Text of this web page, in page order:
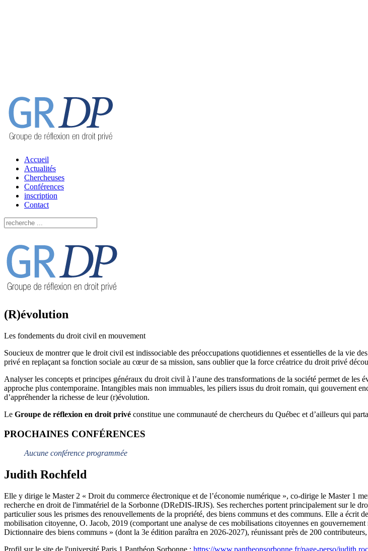
Accueil
Actualités
Chercheuses
Conférences
inscription
Contact
(R)évolution
Les fondements du droit civil en mouvement
Soucieux de montrer que le droit civil est indissociable des préoccupations quotidiennes et essentielles de la vie
privé en replaçant sa fonction sociale au cœur de sa mission, sans oublier que la force créatrice du droit privé
Analyser les concepts et principes généraux du droit civil à l’aune des transformations de la société permet de les
approche plus contemporaine. Intangibles mais non immuables, les piliers issus du droit romain, qui gouvernent
d’appréhender la richesse de leur (r)évolution.
Le Groupe de réflexion en droit privé constitue une communauté de chercheurs du Québec et d’ailleurs qui
PROCHAINES CONFÉRENCES
Aucune conférence programmée
Judith Rochfeld
Elle y dirige le Master 2 « Droit du commerce électronique et de l’économie numérique », co-dirige le Master 1
recherche en droit de l'immatériel de la Sorbonne (DReDIS-IRJS). Ses recherches portent principalement sur le
particulier sous les prismes des renouvellements de la propriété, des biens communs et des communs. Elle a
mobilisation citoyenne, O. Jacob, 2019 (comportant une analyse de ces mobilisations citoyennes en
Dictionnaire des biens communs » (dont la 3e édition paraîtra en 2026-2027), réunissant près de 200
Profil sur le site de l'université Paris 1 Panthéon Sorbonne : https://www.pantheonsorbonne.fr/page-perso/